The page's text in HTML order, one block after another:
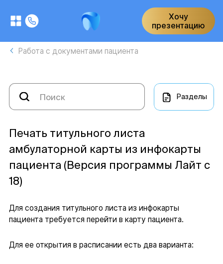
Хочу
презентацию
Работа с документами пациента
Разделы
Печать титульного листа
амбулаторной карты из инфокарты
пациента (Версия программы Лайт с
18)
Для создания титульного листа из инфокарты
пациента требуется перейти в карту пациента.
Для ее открытия в расписании есть два варианта: